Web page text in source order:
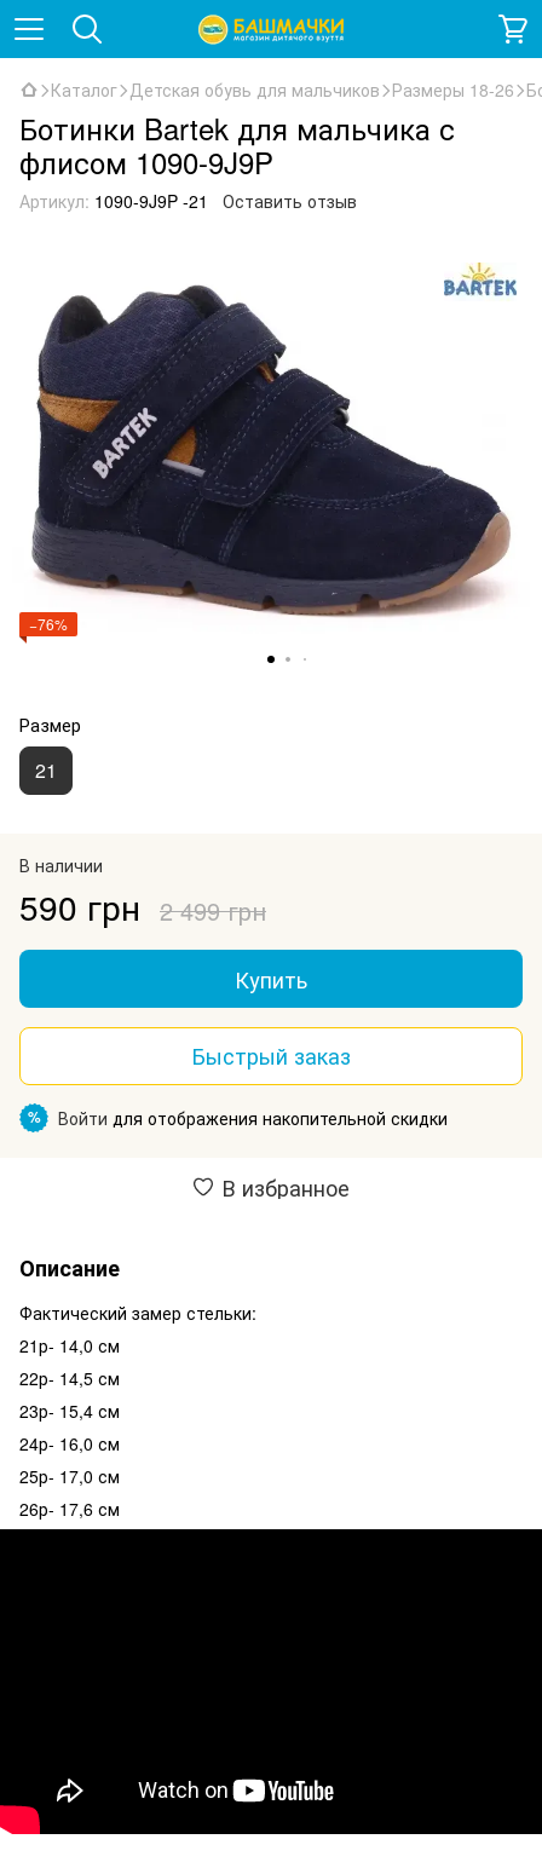
Каталог Детская обувь для мальчиков Размеры 18-26
Ботинки Bartek для мальчика с
флисом 1090-9J9P
Артикул: 1090-9J9P -21 Оставить отзыв
−76%
Размер
21
В наличии
590 грн 2 499 грн
Купить
Быстрый заказ
% Войти для отображения накопительной скидки
В избранное
Описание
Фактический замер стельки:
21р- 14,0 см
22р- 14,5 см
23р- 15,4 см
24р- 16,0 см
25р- 17,0 см
26р- 17,6 см